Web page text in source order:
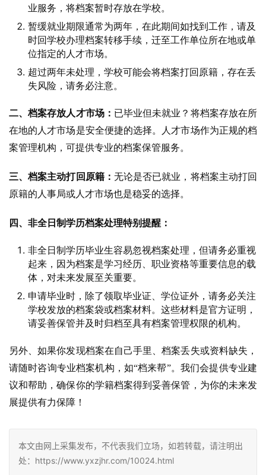
业服务，将档案暂时存放在学校。
暂缓就业期限通常为两年，在此期间如找到工作，请及
时回学校办理档案转移手续，迁至工作单位所在地或单
位指定的人才市场。
超过两年未处理，学校可能会将档案打回原籍，存在丢
失风险，请务必注意。
二、档案存放人才市场： 已毕业但未就业？将档案存放在所
在地的人才市场是安全便捷的选择。人才市场作为正规的档
案管理机构，可提供专业的档案保管服务。
三、档案主动打回原籍： 无论是否已就业，将档案主动打回
原籍的人事局或人才市场也是稳妥的选择。
四、非全日制学历档案处理特别提醒：
非全日制学历毕业生容易忽视档案处理，但请务必重视
起来，因为档案是学习经历、职业资格等重要信息的载
体，对未来发展至关重要。
申请毕业时，除了领取毕业证、学位证外，请务必关注
学校发放的档案袋或档案材料。这些材料是官方证明，
请妥善保管并及时归档至具有档案管理权限的机构。
另外、如果你发现档案在自己手里、档案丢失或资料缺失，
请随时咨询专业档案机构，如“档来帮”。我们会提供专业建
议和帮助，确保你的学籍档案得到妥善保管，为你的未来发
展提供有力保障！
本文由网上采集发布，不代表我们立场，如若转载，请注明出
处：https://www.yxzjhr.com/10024.html